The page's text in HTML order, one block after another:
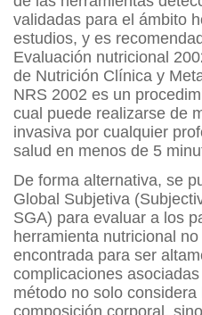
validadas para el ámbito
estudios, y es
Evaluación nutricional
de Nutrición Clínica y
NRS 2002 es un
cual puede realizarse de
invasiva por cualquier
salud en menos de 5
De forma alternativa, se
Global Subjetiva
SGA) para evaluar a los
herramienta nutricional
encontrada para ser
complicaciones
método no solo